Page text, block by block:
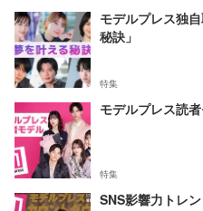
モデルプレス独
秘訣」
特集
モデルプレス読
特集
SNS影響力トレ